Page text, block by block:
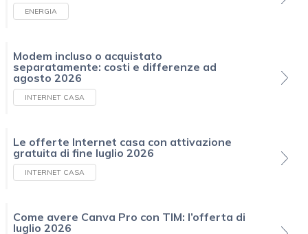
ENERGIA
Modem incluso o acquistato
separatamente: costi e differenze ad
agosto 2026
INTERNET CASA
Le offerte Internet casa con attivazione
gratuita di fine luglio 2026
INTERNET CASA
Come avere Canva Pro con TIM: l’offerta di
luglio 2026